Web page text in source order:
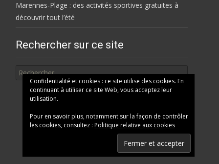
Marennes-Plage : des activités sportives gratuites à
découvrir tout l’été
Rechercher sur ce site
Confidentialité et cookies : ce site utilise des cookies. En
continuant à utiliser ce site Web, vous acceptez leur
utilisation.
Pour en savoir plus, notamment sur la façon de contrôler
les cookies, consultez : Politique relative aux cookies